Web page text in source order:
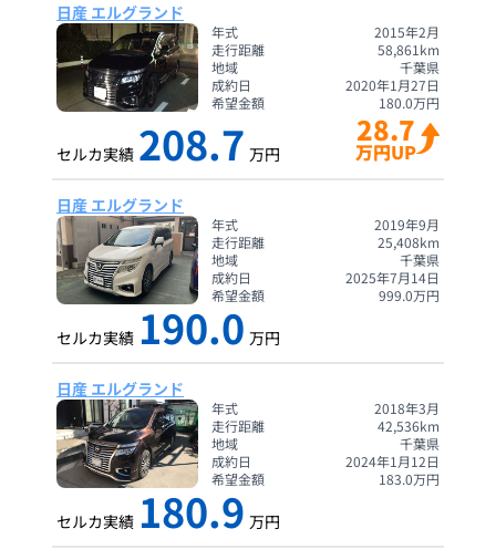
日産 エルグランド
年式
2015年2月
走行距離
58,861 km
地域
千葉県
成約日
2020年1月27日
希望金額
180.0万円
セルカ実績 208.7 万円
28.7
万円UP
日産 エルグランド
年式
2019年9月
走行距離
25,408km
地域
千葉県
成約日
2025年7月14日
希望金額
999.0万円
セルカ実績 190.0 万円
日産 エルグランド
年式
2018年3月
走行距離
42,536km
地域
千葉県
成約日
2024年1月12日
希望金額
183.0万円
セルカ実績 180.9 万円